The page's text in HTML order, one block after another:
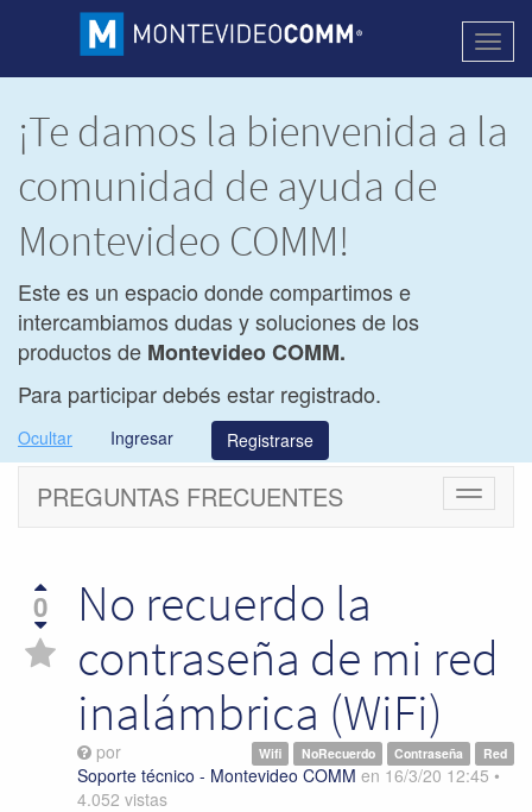
¡Te damos la bienvenida a la
comunidad de ayuda de
Montevideo COMM!
Este es un espacio donde compartimos e
intercambiamos dudas y soluciones de los
productos de Montevideo COMM.
Para participar debés estar registrado.
Ocultar Ingresar Registrarse
Cambiar
PREGUNTAS FRECUENTES
0
No recuerdo la
contraseña de mi red
inalámbrica (WiFi)
Wifi NoRecuerdo Contraseña Red
por
Soporte técnico - Montevideo COMM en 16/3/20 12:45 •
4.052 vistas